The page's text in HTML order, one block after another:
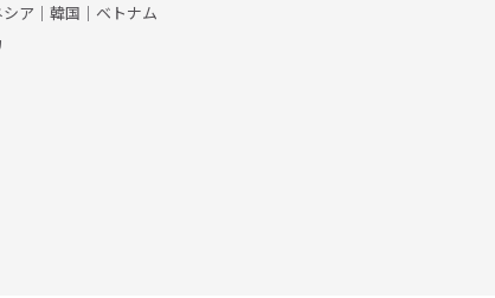
ア ｜ 韓国 ｜ ベトナム